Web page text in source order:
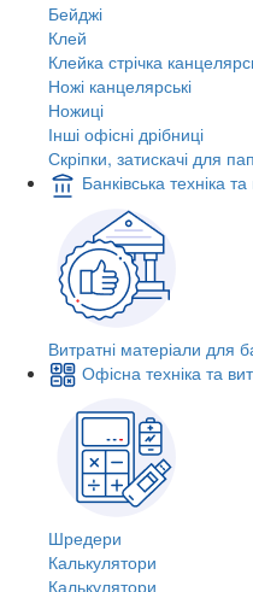
Бейджі
Клей
Клейка стрічка
Ножі канцелярські
Ножиці
Інші офісні дрібниці
Скріпки, затискачі для
Банківська техніка
Витратні матеріали для
Офісна техніка та
Шредери
Калькулятори
Калькулятори